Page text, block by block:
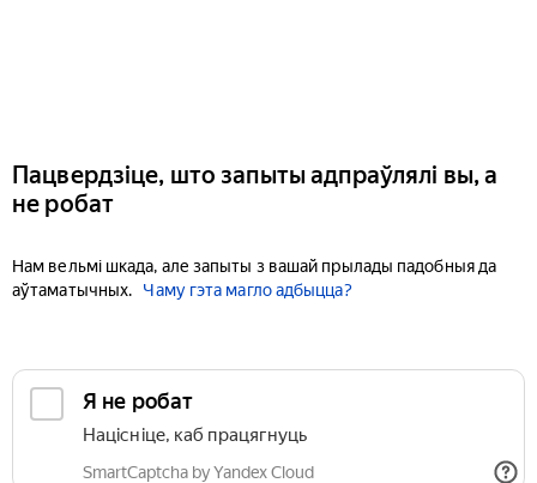
Пацвердзіце, што запыты адпраўлялі вы, а
не робат
Нам вельмі шкада, але запыты з вашай прылады падобныя да
аўтаматычных.
Чаму гэта магло адбыцца?
Я не робат
Націсніце, каб працягнуць
SmartCaptcha by Yandex Cloud